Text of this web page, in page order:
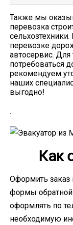
Также мы
перевозка
перевозке
автосервис. Для
потребоваться
рекомендуем
наших
выгодно!
.
Как
Оформить
формы
оформлять по
необходимую